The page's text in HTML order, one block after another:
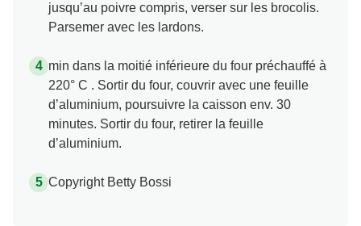
jusqu’au poivre compris, verser sur les brocolis.
Parsemer avec les lardons.
min dans la moitié inférieure du four préchauffé à
220° C . Sortir du four, couvrir avec une feuille
d’aluminium, poursuivre la caisson env. 30
minutes. Sortir du four, retirer la feuille
d’aluminium.
Copyright Betty Bossi